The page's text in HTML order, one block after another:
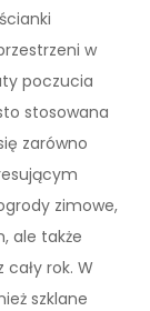
w
poczucia
stosowana
zarówno
zimowe,
ale także
rok. W
szklane